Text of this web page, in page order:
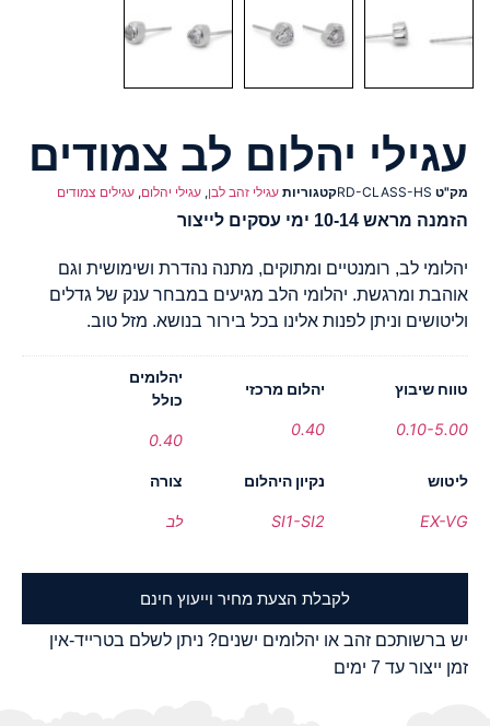
עגילי יהלום לב צמודים
מק"ט RD-CLASS-HSקטגוריות עגילי זהב לבן, עגילי יהלום, עגילים צמודים
הזמנה מראש 10-14 ימי עסקים לייצור
יהלומי לב, רומנטיים ומתוקים, מתנה נהדרת ושימושית וגם
אוהבת ומרגשת. יהלומי הלב מגיעים במבחר ענק של גדלים
וליטושים וניתן לפנות אלינו בכל בירור בנושא. מזל טוב.
טווח שיבוץ
0.10-5.00
יהלום מרכזי
0.40
יהלומים
כולל
0.40
ליטוש
EX-VG
נקיון היהלום
SI1-SI2
צורה
לב
לקבלת הצעת מחיר וייעוץ חינם
יש ברשותכם זהב או יהלומים ישנים? ניתן לשלם בטרייד-אין
זמן ייצור עד 7 ימים